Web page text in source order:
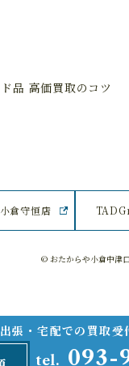
品 高価買取のコツ
倉守恒店
© おたからや小倉中津
張・宅配での買取受
tel. 093-